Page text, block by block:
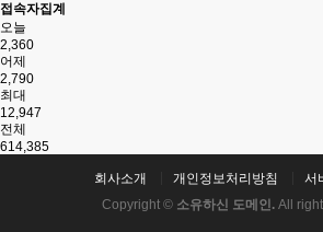
접속자집계
오늘
2,360
어제
2,790
최대
12,947
전체
614,385
회사소개 개인정보처리방침
서
Copyright © 소유하신 도메인. All